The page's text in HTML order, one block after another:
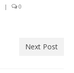
| 0
Next Post